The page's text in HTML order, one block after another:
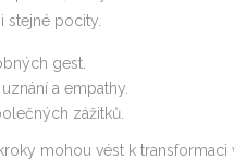
stejné pocity.
gest.
a empathy.
zážitků.
mohou vést k transformaci